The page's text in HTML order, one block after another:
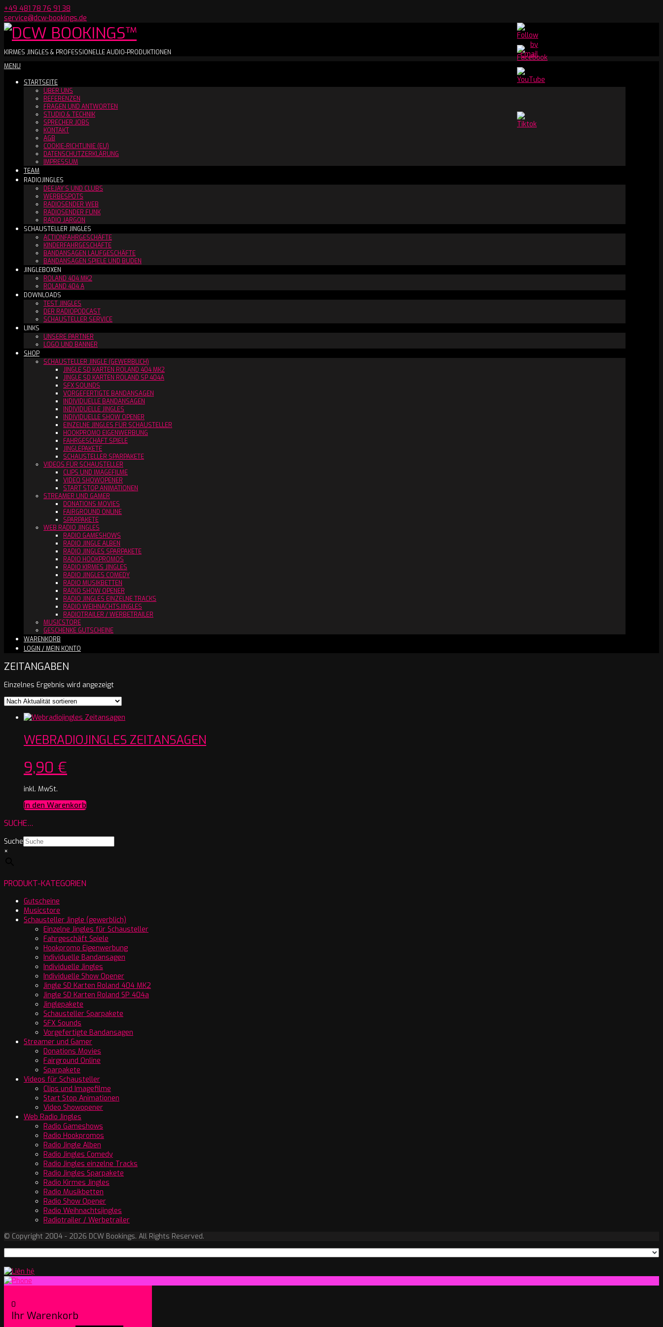
Skip
to
content
+49 481 78 76 91 38
service@dcw-bookings.de
Youtube
Channel
DCW
BOOKINGS™
KIRMES JINGLES & PROFESSIONELLE AUDIO-PRODUKTIONEN
Secondary
Menu
MENU
STARTSEITE
ÜBER UNS
REFERENZEN
FRAGEN UND ANTWORTEN
STUDIO & TECHNIK
SPRECHER JOBS
KONTAKT
AGB
COOKIE-RICHTLINIE (EU)
DATENSCHUTZERKLÄRUNG
IMPRESSUM
TEAM
RADIOJINGLES
DEEJAY´S UND CLUBS
WERBESPOTS
RADIOSENDER WEB
RADIOSENDER FUNK
RADIO JARGON
SCHAUSTELLER JINGLES
ACTIONFAHRGESCHÄFTE
KINDERFAHRGESCHÄFTE
BANDANSAGEN LAUFGESCHÄFTE
BANDANSAGEN SPIELE UND BUDEN
JINGLEBOXEN
ROLAND 404 MK2
ROLAND 404 A
DOWNLOADS
TEST JINGLES
DER RADIOPODCAST
SCHAUSTELLER SERVICE
LINKS
UNSERE PARTNER
LOGO UND BANNER
SHOP
SCHAUSTELLER JINGLE (GEWERBLICH)
JINGLE SD KARTEN ROLAND 404 MK2
JINGLE SD KARTEN ROLAND SP 404A
SFX SOUNDS
VORGEFERTIGTE BANDANSAGEN
INDIVIDUELLE BANDANSAGEN
INDIVIDUELLE JINGLES
INDIVIDUELLE SHOW OPENER
EINZELNE JINGLES FÜR SCHAUSTELLER
HOOKPROMO EIGENWERBUNG
FAHRGESCHÄFT SPIELE
JINGLEPAKETE
SCHAUSTELLER SPARPAKETE
VIDEOS FÜR SCHAUSTELLER
CLIPS UND IMAGEFILME
VIDEO SHOWOPENER
START STOP ANIMATIONEN
STREAMER UND GAMER
DONATIONS MOVIES
FAIRGROUND ONLINE
SPARPAKETE
WEB RADIO JINGLES
RADIO GAMESHOWS
RADIO JINGLE ALBEN
RADIO JINGLES SPARPAKETE
RADIO HOOKPROMOS
RADIO KIRMES JINGLES
RADIO JINGLES COMEDY
RADIO MUSIKBETTEN
RADIO SHOW OPENER
RADIO JINGLES EINZELNE TRACKS
RADIO WEIHNACHTSJINGLES
RADIOTRAILER / WERBETRAILER
MUSICSTORE
GESCHENKE GUTSCHEINE
WARENKORB
LOGIN / MEIN KONTO
ZEITANGABEN
Einzelnes Ergebnis wird angezeigt
WEBRADIOJINGLES ZEITANSAGEN
9,90 €
inkl. MwSt.
In den Warenkorb
SUCHE…
Suche
×
PRODUKT-KATEGORIEN
Gutscheine
Musicstore
Schausteller Jingle (gewerblich)
Einzelne Jingles für Schausteller
Fahrgeschäft Spiele
Hookpromo Eigenwerbung
Individuelle Bandansagen
Individuelle Jingles
Individuelle Show Opener
Jingle SD Karten Roland 404 MK2
Jingle SD Karten Roland SP 404a
Jinglepakete
Schausteller Sparpakete
SFX Sounds
Vorgefertigte Bandansagen
Streamer und Gamer
Donations Movies
Fairground Online
Sparpakete
Videos für Schausteller
Clips und Imagefilme
Start Stop Animationen
Video Showopener
Web Radio Jingles
Radio Gameshows
Radio Hookpromos
Radio Jingle Alben
Radio Jingles Comedy
Radio Jingles einzelne Tracks
Radio Jingles Sparpakete
Radio Kirmes Jingles
Radio Musikbetten
Radio Show Opener
Radio Weihnachtsjingles
Radiotrailer / Werbetrailer
© Copyright 2004 - 2026 DCW Bookings. All Rights Reserved.
0
Ihr Warenkorb